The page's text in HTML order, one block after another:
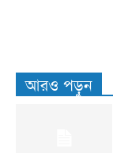
আরও পড়ুন